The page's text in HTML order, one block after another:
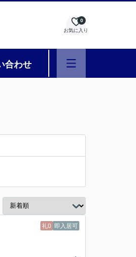
お気に入り
0
合わせ
礼0 即入居可